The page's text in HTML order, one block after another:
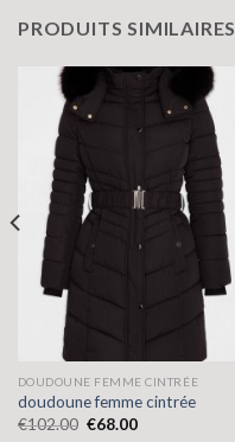
PRODUITS SIMILAIRES
DOUDOUNE FEMME CINTRÉE
doudoune femme cintrée
€102.00 €68.00